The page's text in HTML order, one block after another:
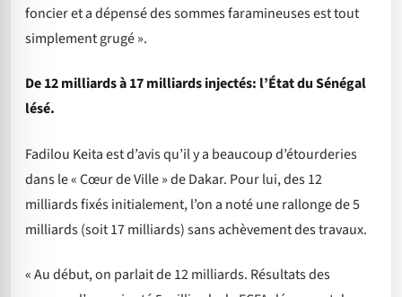
foncier et a dépensé des sommes faramineuses est tout
simplement grugé ».
De 12 milliards à 17 milliards injectés: l’État du Sénégal
lésé.
Fadilou Keita est d’avis qu’il y a beaucoup d’étourderies
dans le « Cœur de Ville » de Dakar. Pour lui, des 12
milliards fixés initialement, l’on a noté une rallonge de 5
milliards (soit 17 milliards) sans achèvement des travaux.
« Au début, on parlait de 12 milliards. Résultats des